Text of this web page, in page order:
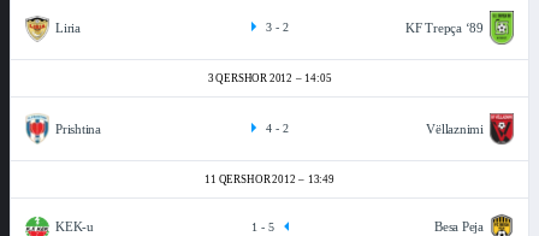
Liria KF Trepça ‘89
3 - 2
3 QERSHOR 2012 14:05
Prishtina Vëllaznimi
4 - 2
11 QERSHOR 2012 13:49
KEK-u Besa Peja
1 - 5